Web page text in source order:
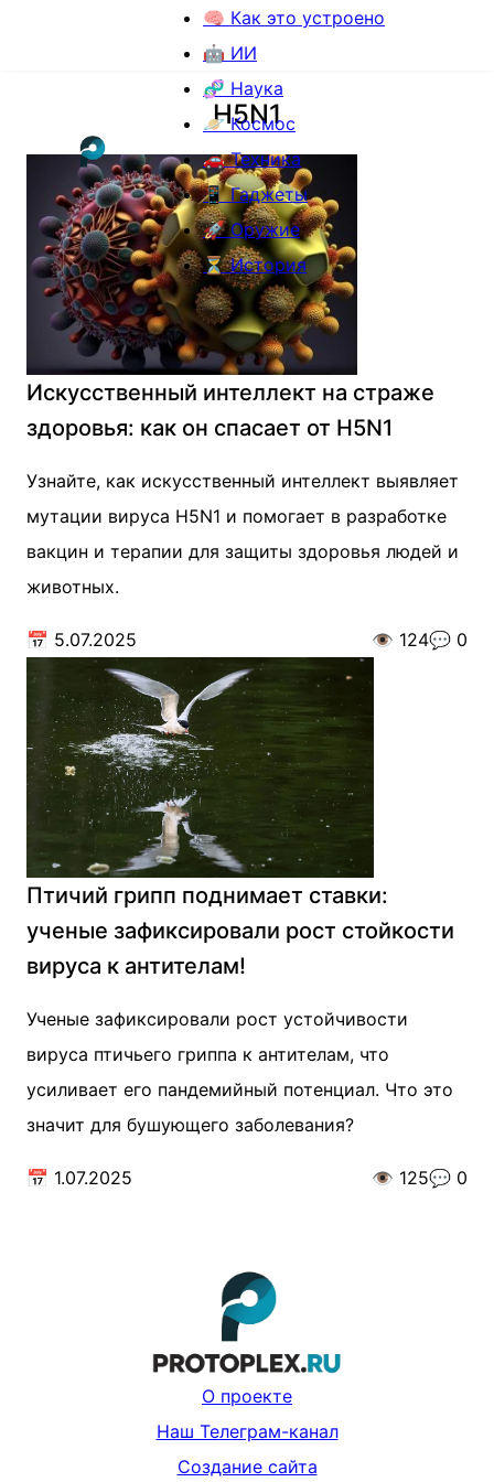
🧠 Как это устроено
🤖 ИИ
🧬 Наука
🪐 Космос
🚗 Техника
📱 Гаджеты
🚀 Оружие
⏳ История
H5N1
Искусственный интеллект на страже
здоровья: как он спасает от H5N1
Узнайте, как искусственный интеллект выявляет
мутации вируса H5N1 и помогает в разработке
вакцин и терапии для защиты здоровья людей и
животных.
📅 5.07.2025 👁️ 124💬 0
Птичий грипп поднимает ставки:
ученые зафиксировали рост стойкости
вируса к антителам!
Ученые зафиксировали рост устойчивости
вируса птичьего гриппа к антителам, что
усиливает его пандемийный потенциал. Что это
значит для бушующего заболевания?
📅 1.07.2025 👁️ 125💬 0
О проекте
Наш Телеграм-канал
Создание сайта